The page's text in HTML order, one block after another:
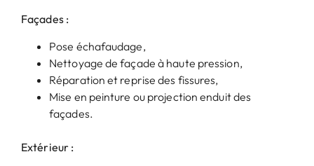
Façades :
Pose échafaudage,
Nettoyage de façade à haute pression,
Réparation et reprise des fissures,
Mise en peinture ou projection enduit des
façades.
Extérieur :